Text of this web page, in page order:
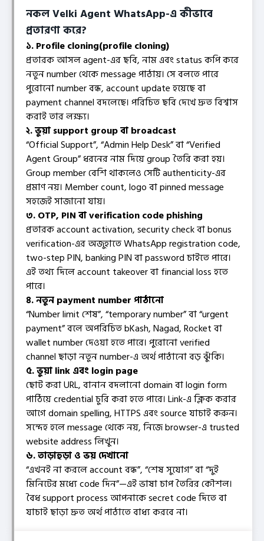
নকল Velki Agent WhatsApp-এ কীভাবে
প্রতারণা করে?
১. Profile cloning(profile cloning)
প্রতারক আসল agent-এর ছবি, নাম এবং status কপি করে
নতুন number থেকে message পাঠায়। সে বলতে পারে
পুরোনো number বন্ধ, account update হয়েছে বা
payment channel বদলেছে। পরিচিত ছবি দেখে দ্রুত বিশ্বাস
করাই তার লক্ষ্য।
২. ভুয়া support group বা broadcast
“Official Support”, “Admin Help Desk” বা “Verified
Agent Group” ধরনের নাম দিয়ে group তৈরি করা হয়।
Group member বেশি থাকলেও সেটি authenticity-এর
প্রমাণ নয়। Member count, logo বা pinned message
সহজেই সাজানো যায়।
৩. OTP, PIN বা verification code phishing
প্রতারক account activation, security check বা bonus
verification-এর অজুহাতে WhatsApp registration code,
two-step PIN, banking PIN বা password চাইতে পারে।
এই তথ্য দিলে account takeover বা financial loss হতে
পারে।
৪. নতুন payment number পাঠানো
“Number limit শেষ”, “temporary number” বা “urgent
payment” বলে অপরিচিত bKash, Nagad, Rocket বা
wallet number দেওয়া হতে পারে। পুরোনো verified
channel ছাড়া নতুন number-এ অর্থ পাঠানো বড় ঝুঁকি।
৫. ভুয়া link এবং login page
ছোট করা URL, বানান বদলানো domain বা login form
পাঠিয়ে credential চুরি করা হতে পারে। Link-এ ক্লিক করার
আগে domain spelling, HTTPS এবং source যাচাই করুন।
সন্দেহ হলে message থেকে নয়, নিজে browser-এ trusted
website address লিখুন।
৬. তাড়াহুড়া ও ভয় দেখানো
“এখনই না করলে account বন্ধ”, “শেষ সুযোগ” বা “দুই
মিনিটের মধ্যে code দিন”—এই ভাষা চাপ তৈরির কৌশল।
বৈধ support process আপনাকে secret code দিতে বা
যাচাই ছাড়া দ্রুত অর্থ পাঠাতে বাধ্য করবে না।